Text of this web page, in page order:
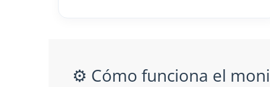
⚙️ Cómo funciona el